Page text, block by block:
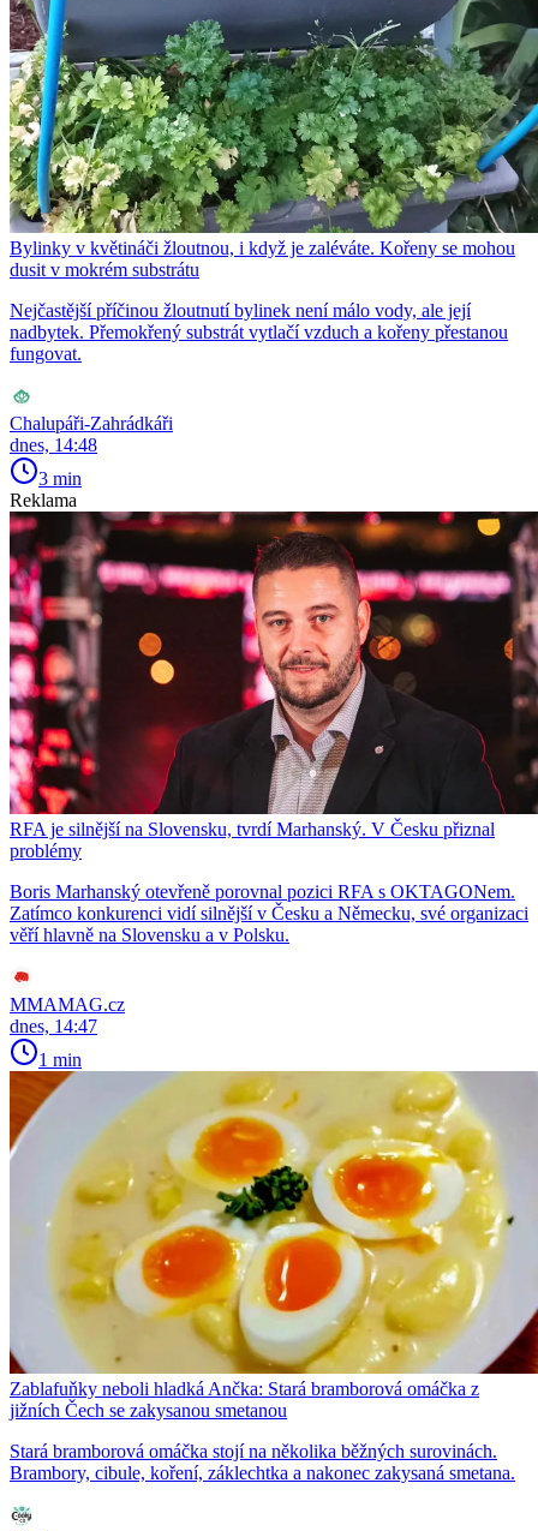
Bylinky v květináči žloutnou, i když je zaléváte. Kořeny se mohou
dusit v mokrém substrátu
Nejčastější příčinou žloutnutí bylinek není málo vody, ale její
nadbytek. Přemokřený substrát vytlačí vzduch a kořeny přestanou
fungovat.
Chalupáři-Zahrádkáři
dnes, 14:48
3 min
Reklama
RFA je silnější na Slovensku, tvrdí Marhanský. V Česku přiznal
problémy
Boris Marhanský otevřeně porovnal pozici RFA s OKTAGONem.
Zatímco konkurenci vidí silnější v Česku a Německu, své organizaci
věří hlavně na Slovensku a v Polsku.
MMAMAG.cz
dnes, 14:47
1 min
Zablafuňky neboli hladká Ančka: Stará bramborová omáčka z
jižních Čech se zakysanou smetanou
Stará bramborová omáčka stojí na několika běžných surovinách.
Brambory, cibule, koření, záklechtka a nakonec zakysaná smetana.